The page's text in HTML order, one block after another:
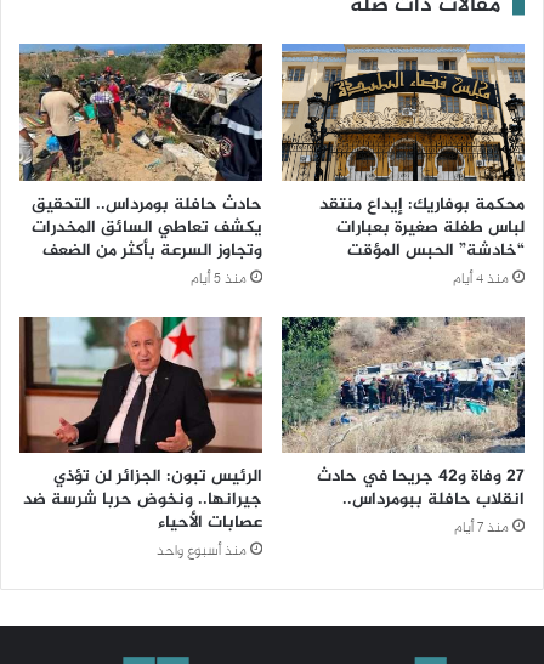
محكمة بوفاريك: إيداع منتقد
لباس طفلة صغيرة بعبارات
“خادشة” الحبس المؤقت
منذ 4 أيام
حادث حافلة بومرداس.. التحقيق
يكشف تعاطي السائق المخدرات
وتجاوز السرعة بأكثر من الضعف
منذ 5 أيام
27 وفاة و42 جريحا في حادث
انقلاب حافلة ببومرداس..
منذ 7 أيام
الرئيس تبون: الجزائر لن تؤذي
جيرانها.. ونخوض حربا شرسة ضد
عصابات الأحياء
منذ أسبوع واحد